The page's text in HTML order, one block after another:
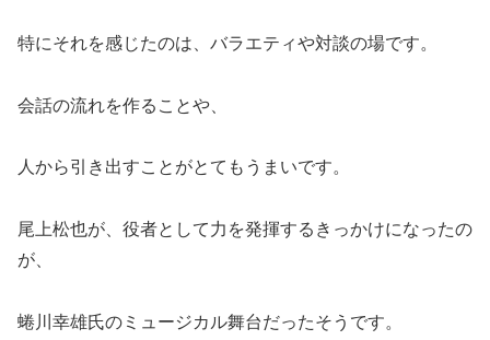
特にそれを感じたのは、バラエティや対談の場です。
会話の流れを作ることや、
人から引き出すことがとてもうまいです。
尾上松也が、役者として力を発揮するきっかけになったの
が、
蜷川幸雄氏のミュージカル舞台だったそうです。